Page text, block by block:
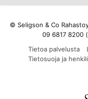
© Seligson & Co
09 6817 8200
Tietoa palvelusta
Tietosuoja ja